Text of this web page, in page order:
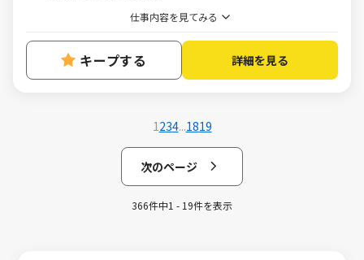
仕事内容を見てみる
キープする 詳細を見る
1234...1819
次のページ
366件中1 - 19件を表示